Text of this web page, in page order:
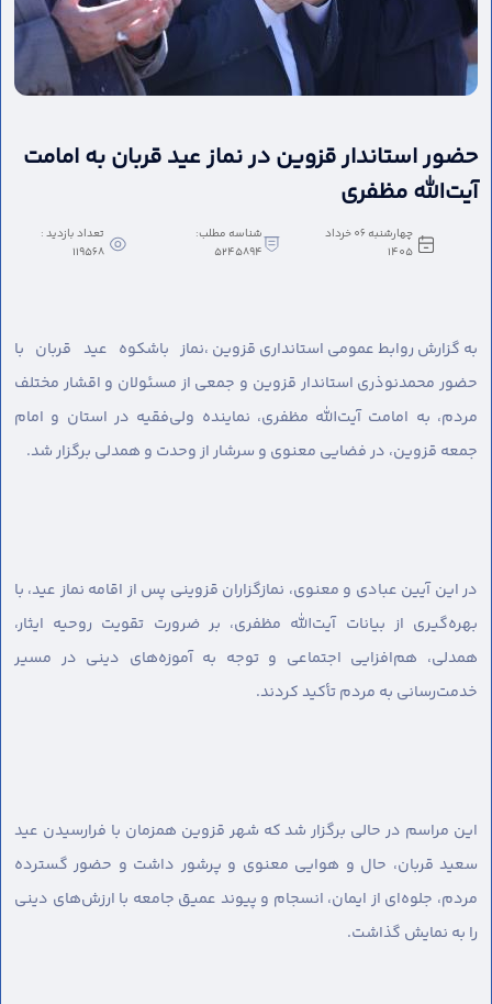
حضور استاندار قزوین در نماز عید قربان به امامت
آیت‌الله مظفری
چهارشنبه 06 خرداد
1405
شناسه مطلب:
5245894
تعداد بازدید :
119568
به گزارش روابط عمومی استانداری قزوین ،نماز باشکوه عید قربان با
حضور محمدنوذری استاندار قزوین و جمعی از مسئولان و اقشار مختلف
مردم، به امامت آیت‌الله مظفری، نماینده ولی‌فقیه در استان و امام
جمعه قزوین، در فضایی معنوی و سرشار از وحدت و همدلی برگزار شد.
در این آیین عبادی و معنوی، نمازگزاران قزوینی پس از اقامه نماز عید، با
بهره‌گیری از بیانات آیت‌الله مظفری، بر ضرورت تقویت روحیه ایثار،
همدلی، هم‌افزایی اجتماعی و توجه به آموزه‌های دینی در مسیر
خدمت‌رسانی به مردم تأکید کردند.
این مراسم در حالی برگزار شد که شهر قزوین همزمان با فرارسیدن عید
سعید قربان، حال و هوایی معنوی و پرشور داشت و حضور گسترده
مردم، جلوه‌ای از ایمان، انسجام و پیوند عمیق جامعه با ارزش‌های دینی
را به نمایش گذاشت.